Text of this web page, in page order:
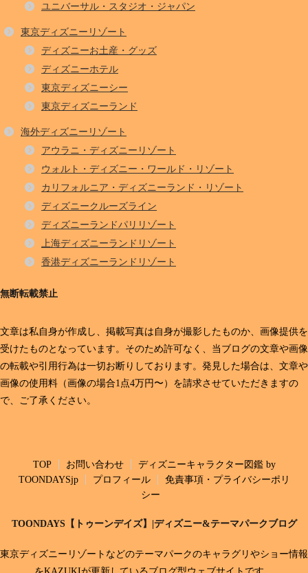
ユニバーサル・スタジオ・ジャパン
東京ディズニーリゾート
ディズニーお土産・グッズ
ディズニーホテル
東京ディズニーシー
東京ディズニーランド
海外ディズニーリゾート
アウラニ・ディズニーリゾート
ウォルト・ディズニー・ワールド・リゾート
カリフォルニア・ディズニーランド・リゾート
ディズニークルーズライン
ディズニーランドパリリゾート
上海ディズニーランドリゾート
香港ディズニーランドリゾート
無断転載禁止
文章は私自身が作成し、掲載写真は自身が撮影したものか、画像提供を
受けたものとなっています。そのため許可なく、当ブログの文章や画像
の転載や引用行為は一切お断りしております。発見した場合は、文章や
画像の使用料（画像の場合1点4万円〜）を請求させていただきますの
で、ご了承ください。
TOP お問い合わせ
ディズニーキャラクター図鑑 by
TOONDAYSjp
プロフィール
免責事項・プライバシーポリ
シー
TOONDAYS【トゥーンデイズ】|ディズニー&テーマパークブログ
東京ディズニーリゾートなどのテーマパークのキャラグリやショー情報